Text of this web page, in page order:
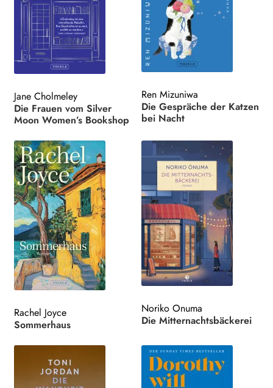
Jane Cholmeley
Die Frauen vom Silver
Moon Women’s Bookshop
Ren Mizuniwa
Die Gespräche der Katzen
bei Nacht
Rachel Joyce
Sommerhaus
Noriko Onuma
Die Mitternachtsbäckerei